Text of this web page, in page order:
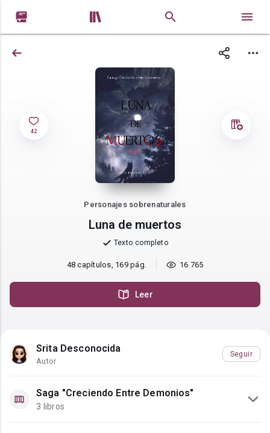
 
42
Personajes sobrenaturales
Luna de muertos
Texto completo
48 capítulos, 169 pág. 16 765
Leer
Srita Desconocida
Autor
Seguir
Saga "Creciendo Entre Demonios"
3 libros